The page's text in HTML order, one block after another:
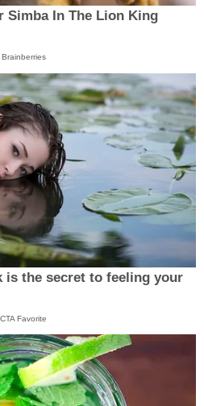
Simba In The Lion King
Brainberries
the secret to feeling your
CTA Favorite